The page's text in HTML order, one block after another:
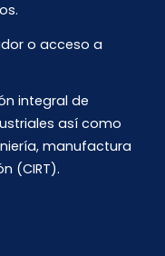
o acceso a
integral de
así como
manufactura
(CIRT).